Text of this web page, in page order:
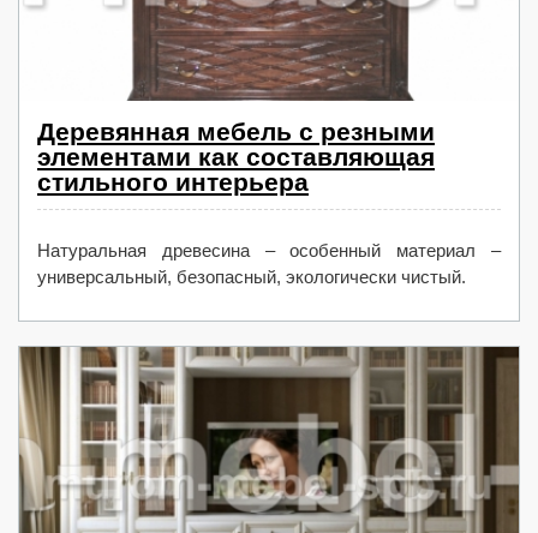
Деревянная мебель с резными
элементами как составляющая
стильного интерьера
Натуральная древесина – особенный материал –
универсальный, безопасный, экологически чистый.